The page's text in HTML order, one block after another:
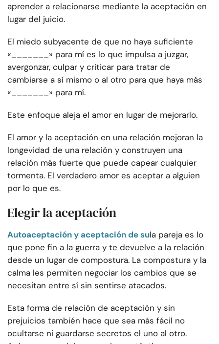
aprender a relacionarse mediante la aceptación en
lugar del juicio.
El miedo subyacente de que no haya suficiente
«_______» para mí es lo que impulsa a juzgar,
avergonzar, culpar y criticar para tratar de
cambiarse a sí mismo o al otro para que haya más
«_______» para mí.
Este enfoque aleja el amor en lugar de mejorarlo.
El amor y la aceptación en una relación mejoran la
longevidad de una relación y construyen una
relación más fuerte que puede capear cualquier
tormenta. El verdadero amor es aceptar a alguien
por lo que es.
Elegir la aceptación
Autoaceptación y aceptación de sula pareja es lo
que pone fin a la guerra y te devuelve a la relación
desde un lugar de compostura. La compostura y la
calma les permiten negociar los cambios que se
necesitan entre sí sin sentirse atacados.
Esta forma de relación de aceptación y sin
prejuicios también hace que sea más fácil no
ocultarse ni guardarse secretos el uno al otro.